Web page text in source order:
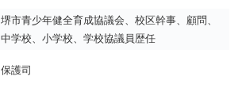
堺市青少年健全育成協議会、校区幹事、顧問、
中学校、小学校、学校協議員歴任
保護司